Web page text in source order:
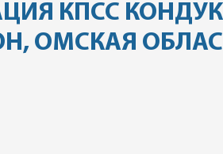
КПСС
ОМСКАЯ